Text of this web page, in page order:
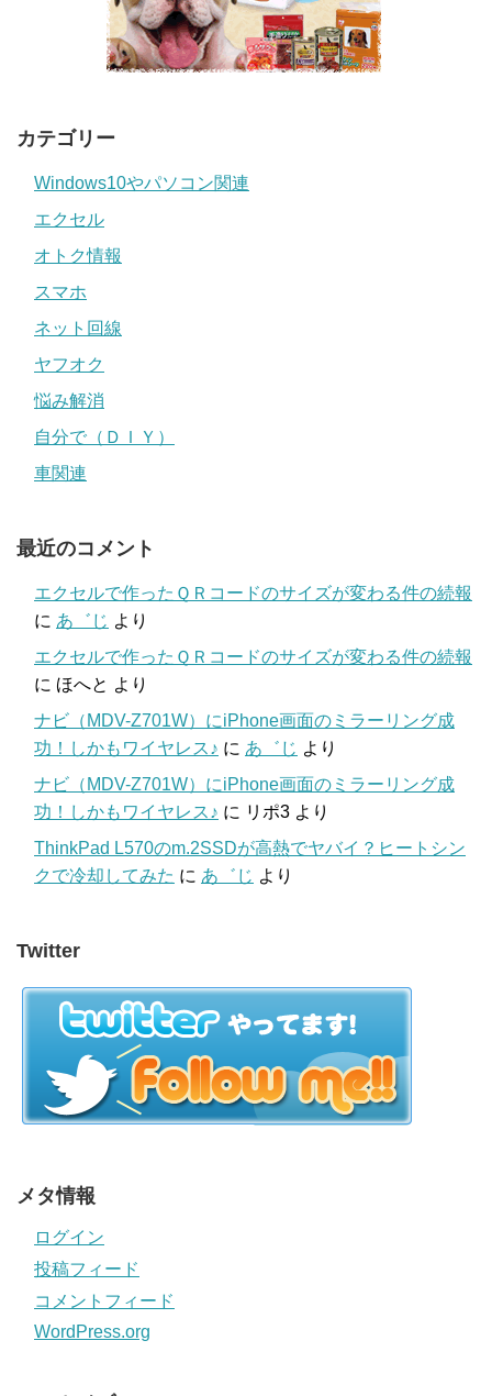
カテゴリー
Windows10やパソコン関連
エクセル
オトク情報
スマホ
ネット回線
ヤフオク
悩み解消
自分で（ＤＩＹ）
車関連
最近のコメント
エクセルで作ったＱＲコードのサイズが変わる件の続報
に あ゛じ より
エクセルで作ったＱＲコードのサイズが変わる件の続報
に ほへと より
ナビ（MDV-Z701W）にiPhone画面のミラーリング成
功！しかもワイヤレス♪ に あ゛じ より
ナビ（MDV-Z701W）にiPhone画面のミラーリング成
功！しかもワイヤレス♪ に リポ3 より
ThinkPad L570のm.2SSDが高熱でヤバイ？ヒートシン
クで冷却してみた に あ゛じ より
Twitter
メタ情報
ログイン
投稿フィード
コメントフィード
WordPress.org